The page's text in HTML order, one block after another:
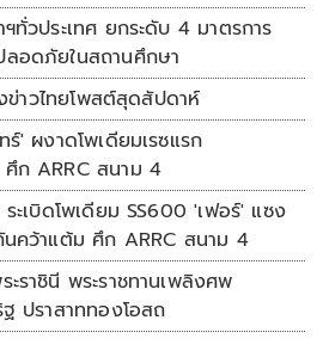
ทั่วประเทศ ยกระดับ 4 มาตรการ
อดภัยในสถานศึกษา
ข่าวไทยโพสต์สุดสัปดาห์
' ผงาดโพเดียมเรซแรก
ศึก ARRC สนาม 4
ะเบิดโพเดียม SS600 'เฟอร์' แซง
คว้าแต้ม ศึก ARRC สนาม 4
ะราชินี พระราชทานเพลิงศพ
ฐ ปราสาททองโอสถ